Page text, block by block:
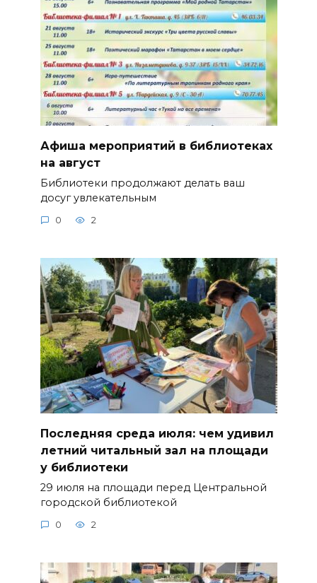
Афиша мероприятий в библиотеках
на август
Библиотеки продолжают делать ваш
досуг увлекательным
0 2
Последняя среда июля: чем удивил
летний читальный зал на площади
у библиотеки
29 июля на площади перед Центральной
городской библиотекой
0 2